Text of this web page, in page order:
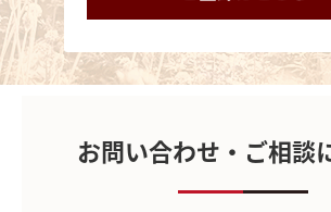
お問い合わせ・ご相談